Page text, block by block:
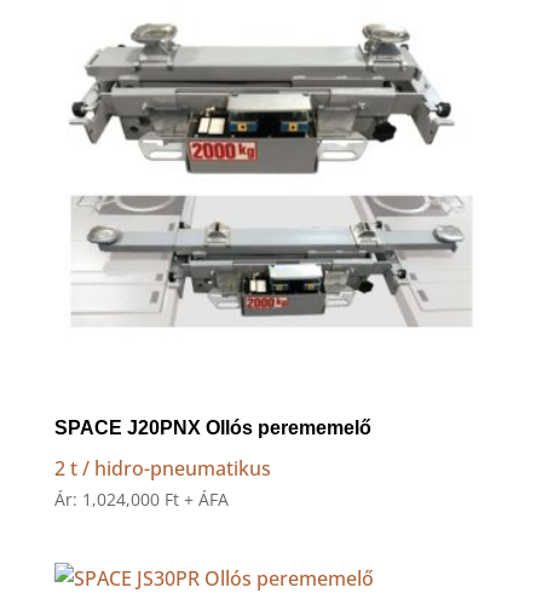
SPACE J20PNX Ollós perememelő
2 t / hidro-pneumatikus
Ár: 1,024,000 Ft + ÁFA